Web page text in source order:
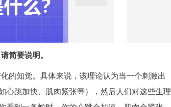
简要说明。
的知觉。具体来说，该理论认为当一个刺激出
心跳加快、肌肉紧张等），然后人们对这些生理